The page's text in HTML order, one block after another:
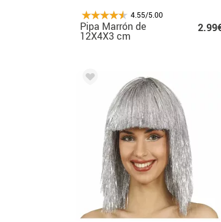
4.55/5.00
Pipa Marrón de
12X4X3 cm